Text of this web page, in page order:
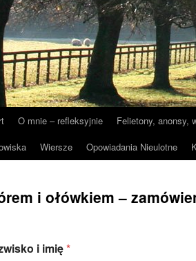
O mnie – refleksyjnie Felietony, anonsy,
Wiersze Opowiadania Nieulotne
i ołówkiem –
i imię*